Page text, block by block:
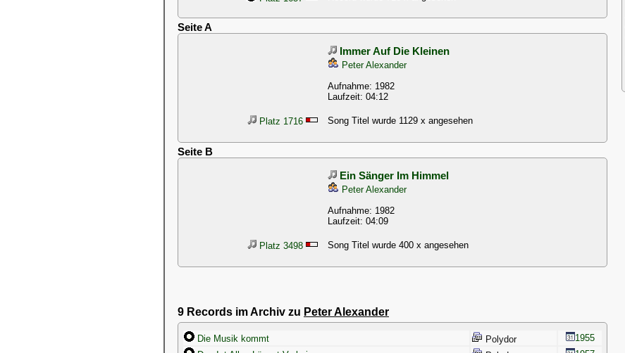
Seite A
Immer Auf Die Kleinen
Peter Alexander
Aufnahme: 1982
Laufzeit: 04:12
Platz 1716 Song Titel wurde 1129 x angesehen
Seite B
Ein Sänger Im Himmel
Peter Alexander
Aufnahme: 1982
Laufzeit: 04:09
Platz 3498 Song Titel wurde 400 x angesehen
9 Records im Archiv zu Peter Alexander
Die Musik kommt Polydor
1955